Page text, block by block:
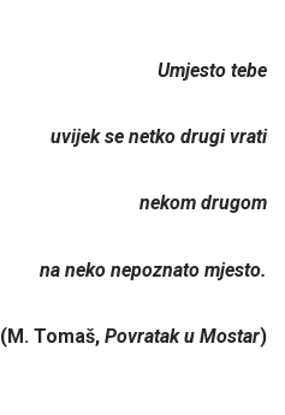
Umjesto tebe
uvijek se netko drugi vrati
nekom drugom
na neko nepoznato mjesto.
(M. Tomaš, Povratak u Mostar)